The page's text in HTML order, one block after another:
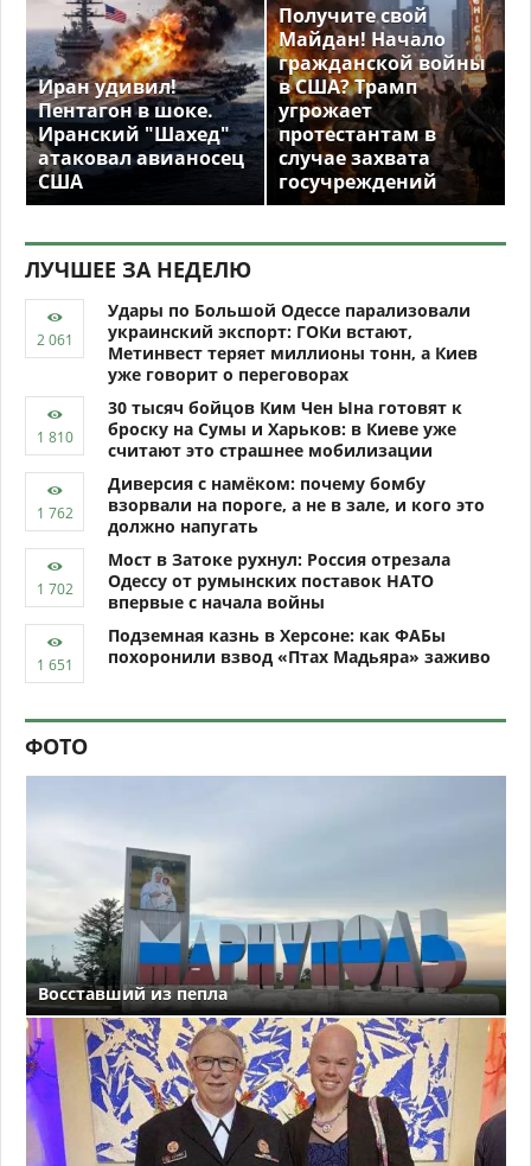
Иран удивил!
Пентагон в шоке.
Иранский "Шахед"
атаковал авианосец
США
Получите свой
Майдан! Начало
гражданской войны
в США? Трамп
угрожает
протестантам в
случае захвата
госучреждений
ЛУЧШЕЕ ЗА НЕДЕЛЮ
Удары по Большой Одессе парализовали
украинский экспорт: ГОКи встают,
Метинвест теряет миллионы тонн, а Киев
уже говорит о переговорах
30 тысяч бойцов Ким Чен Ына готовят к
броску на Сумы и Харьков: в Киеве уже
считают это страшнее мобилизации
Диверсия с намёком: почему бомбу
взорвали на пороге, а не в зале, и кого это
должно напугать
Мост в Затоке рухнул: Россия отрезала
Одессу от румынских поставок НАТО
впервые с начала войны
Подземная казнь в Херсоне: как ФАБы
похоронили взвод «Птах Мадьяра» заживо
ФОТО
Восставший из пепла